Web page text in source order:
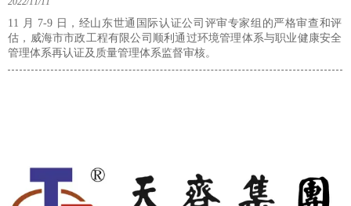
11 月 7-9 日，经山东世通国际认证公司评审专家组的严格审查和评
估，威海市市政工程有限公司顺利通过环境管理体系与职业健康安全
管理体系再认证及质量管理体系监督审核。